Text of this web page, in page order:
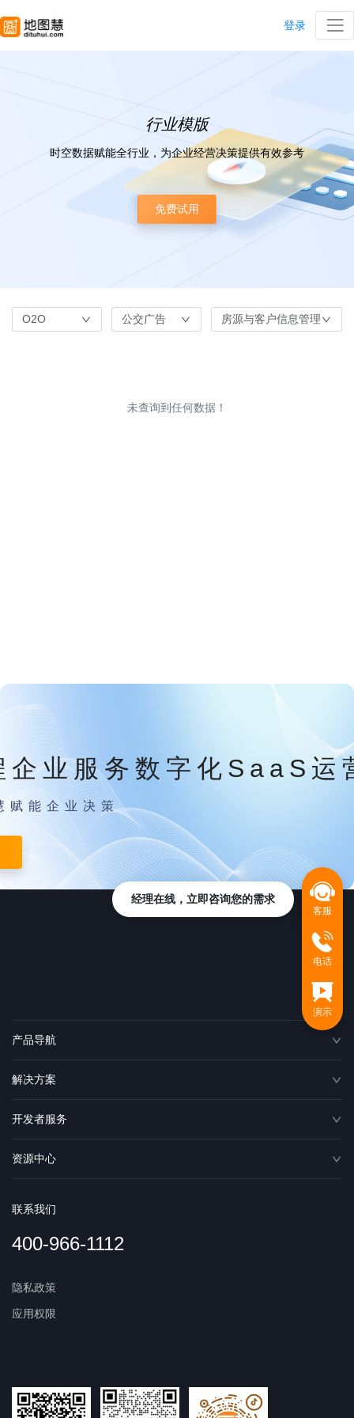
登录
行业模版
时空数据赋能全行业，为企业经营决策提供有效参考
免费试用
O2O 公交广告 房源与客户信息管理
未查询到任何数据！
企业服务数字化SaaS运
赋能企业决策
产品导航
解决方案
开发者服务
资源中心
联系我们
400-966-1112
隐私政策
应用权限
客服
电话
演示
经理在线，立即咨询您的需求